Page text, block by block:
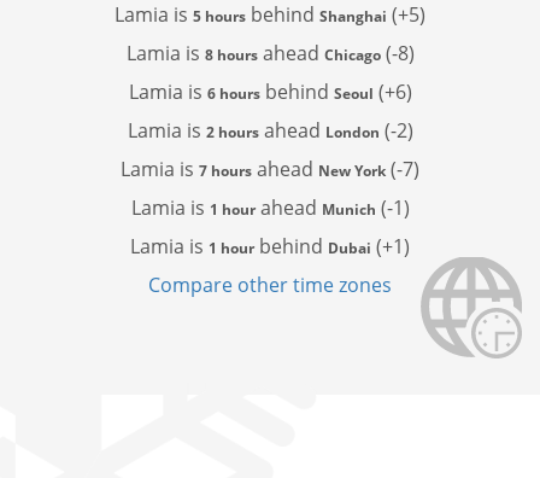
Lamia is 5 hours behind Shanghai (+5)
Lamia is 8 hoursahead Chicago(-8)
Lamia is 6 hoursbehind Seoul (+6)
Lamia is 2 hoursahead London (-2)
Lamia is 7 hours ahead New York (-7)
Lamia is 1 hourahead Munich (-1)
Lamia is 1 hourbehind Dubai (+1)
Compare other time zones